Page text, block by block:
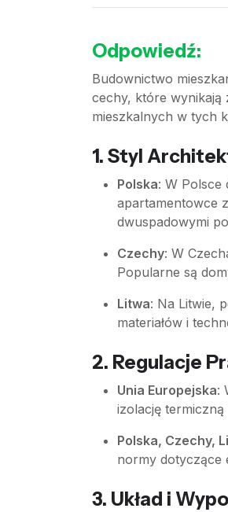
Odpowiedź:
Budownictwo
cechy, które wynikają
mieszkalnych w tych
1. Styl
Polska: W Polsce
apartamentowce
dwuspadowymi
Czechy: W
Popularne są
Litwa: Na Litwie,
materiałów i
2. Regulacje
Unia Europejska:
izolację
Polska, Czechy,
normy dotyczące
3. Układ i